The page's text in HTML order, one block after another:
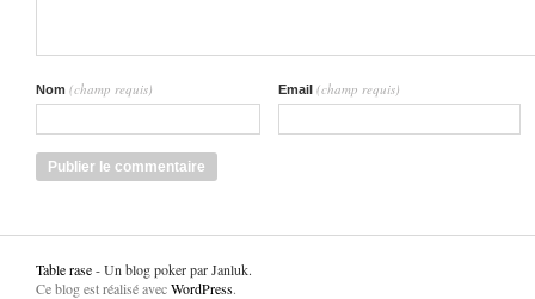
Nom (champ requis) Email (champ requis)
Table rase- Un blog poker par Janluk.
Ce blog est réalisé avecWordPress.